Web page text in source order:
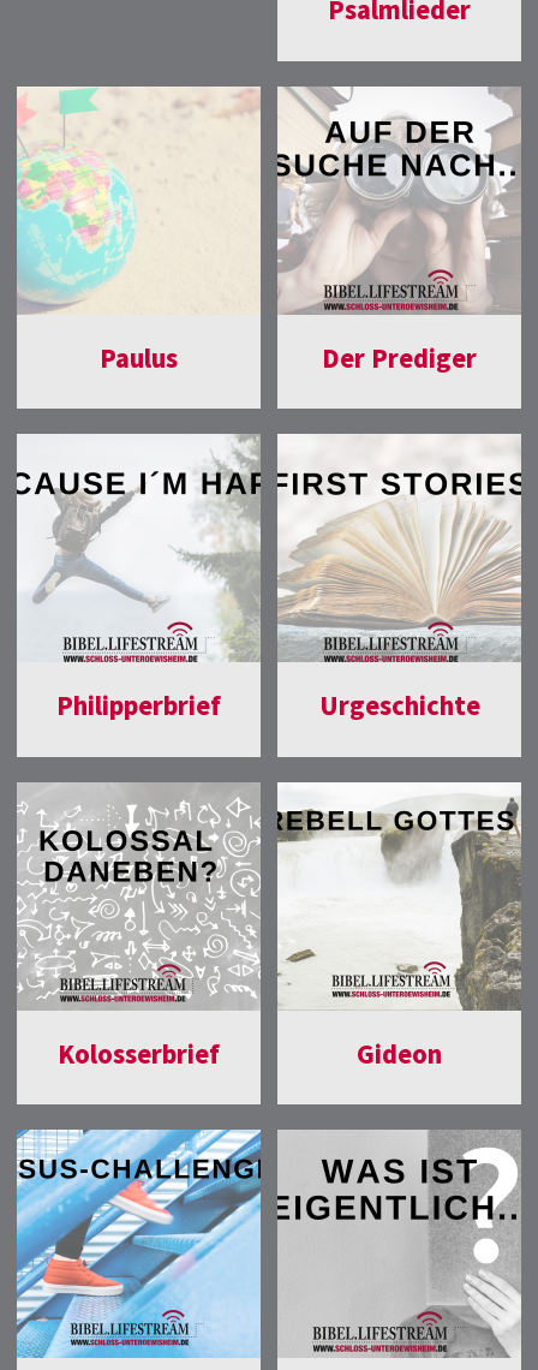
Psalmlieder
Paulus Der Prediger
Philipperbrief Urgeschichte
Kolosserbrief Gideon